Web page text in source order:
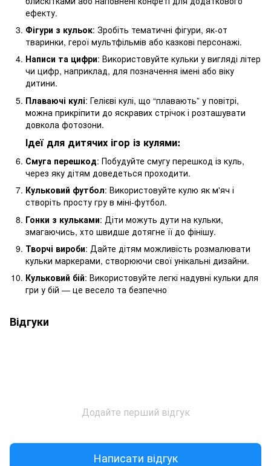
ефекту.
Фігури з кульок: Зробіть тематичні фігури, як-от
тваринки, герої мультфільмів або казкові персонажі.
Написи та цифри: Використовуйте кульки у вигляді літер
чи цифр, наприклад, для позначення імені або віку
дитини.
Плаваючі кулі: Гелієві кулі, що “плавають” у повітрі,
можна прикріпити до яскравих стрічок і розташувати
довкола фотозони.
Ідеї для дитячих ігор із кулями:
Смуга перешкод: Побудуйте смугу перешкод із куль,
через яку дітям доведеться проходити.
Кульковий футбол: Використовуйте кулю як м'яч і
створіть просту гру в міні-футбол.
Гонки з кульками: Діти можуть дути на кульки,
змагаючись, хто швидше дотягне її до фінішу.
Творчі вироби: Дайте дітям можливість розмалювати
кульки маркерами, створюючи свої унікальні дизайни.
Кульковий бій: Використовуйте легкі надувні кульки для
гри у бій — це весело та безпечно
Відгуки
Додайте перший відгук
Написати відгук